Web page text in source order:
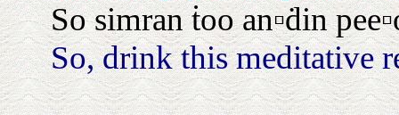
So simran ṫoo an▫ḋin
So, drink this meditative